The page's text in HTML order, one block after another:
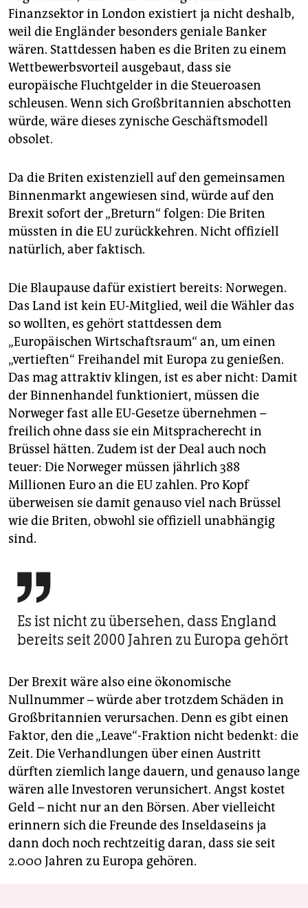
Finanzsektor in London existiert ja nicht deshalb,
weil die Engländer besonders geniale Banker
wären. Stattdessen haben es die Briten zu einem
Wettbewerbsvorteil ausgebaut, dass sie
europäische Fluchtgelder in die Steueroasen
schleusen. Wenn sich Großbritannien abschotten
würde, wäre dieses zynische Geschäftsmodell
obsolet.
Da die Briten existenziell auf den gemeinsamen
Binnenmarkt angewiesen sind, würde auf den
Brexit sofort der „Breturn“ folgen: Die Briten
müssten in die EU zurückkehren. Nicht offiziell
natürlich, aber faktisch.
Die Blaupause dafür existiert bereits: Norwegen.
Das Land ist kein EU-Mitglied, weil die Wähler das
so wollten, es gehört stattdessen dem
„Europäischen Wirtschaftsraum“ an, um einen
„vertieften“ Freihandel mit Europa zu genießen.
Das mag attraktiv klingen, ist es aber nicht: Damit
der Binnenhandel funktioniert, müssen die
Norweger fast alle EU-Gesetze übernehmen –
freilich ohne dass sie ein Mitspracherecht in
Brüssel hätten. Zudem ist der Deal auch noch
teuer: Die Norweger müssen jährlich 388
Millionen Euro an die EU zahlen. Pro Kopf
überweisen sie damit genauso viel nach Brüssel
wie die Briten, obwohl sie offiziell unabhängig
sind.

Es ist nicht zu übersehen, dass England
bereits seit 2000 Jahren zu Europa gehört
Der Brexit wäre also eine ökonomische
Nullnummer – würde aber trotzdem Schäden in
Großbritannien verursachen. Denn es gibt einen
Faktor, den die „Leave“-Fraktion nicht bedenkt: die
Zeit. Die Verhandlungen über einen Austritt
dürften ziemlich lange dauern, und genauso lange
wären alle Investoren verunsichert. Angst kostet
Geld – nicht nur an den Börsen. Aber vielleicht
erinnern sich die Freunde des Inseldaseins ja
dann doch noch rechtzeitig daran, dass sie seit
2.000 Jahren zu Europa gehören.